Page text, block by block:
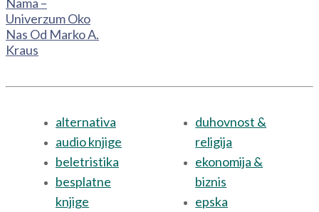
Univerzum Oko
Nas Od Marko A.
Kraus
alternativa
audio knjige
beletristika
besplatne
knjige
duhovnost &
religija
ekonomija &
biznis
epska